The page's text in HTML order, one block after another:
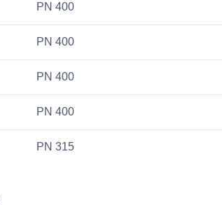
PN 400
PN 400
PN 400
PN 400
PN 315